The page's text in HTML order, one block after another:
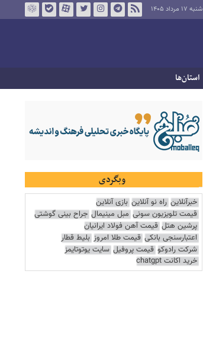
شنبه ۱۷ مرداد ۱۴۰۵
استان‌ها
وبگردی
خبرآنلاین راه نو آنلاین بازی آنلاین
قیمت تلویزیون سونی مبل مینیمال جراح بینی گوشتی
پرشین هتل قیمت آهن فولاد ایرانیان
اعتبارسنجی بانکی قیمت طلا امروز بلیط قطار
شرکت رادوکو قیمت پروفیل سایت یوتوتایمز
خرید اکانت chatgpt